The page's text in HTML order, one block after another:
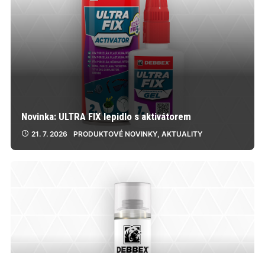
Novinka: ULTRA FIX lepidlo s aktivátorem
21. 7. 2026 PRODUKTOVÉ NOVINKY, AKTUALITY